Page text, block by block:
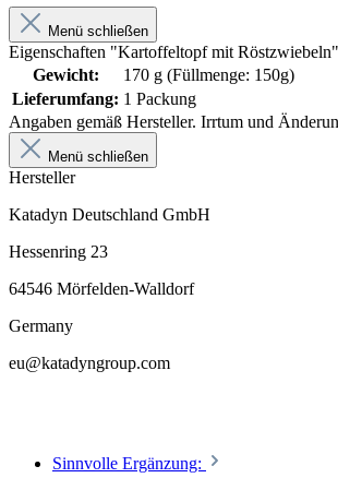
Menü schließen
Eigenschaften "Kartoffeltopf mit Röstzwiebeln"
Gewicht:
170 g (Füllmenge: 150g)
Lieferumfang: 1 Packung
Angaben gemäß Hersteller. Irrtum und
Menü schließen
Hersteller
Katadyn Deutschland GmbH
Hessenring 23
64546 Mörfelden-Walldorf
Germany
eu@katadyngroup.com
Sinnvolle Ergänzung: